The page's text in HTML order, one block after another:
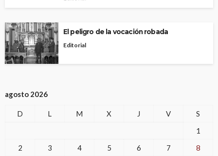
El peligro de la vocación robada
Editorial
agosto 2026
D L M X J V
S
1
2
3 4 5 6 7
8